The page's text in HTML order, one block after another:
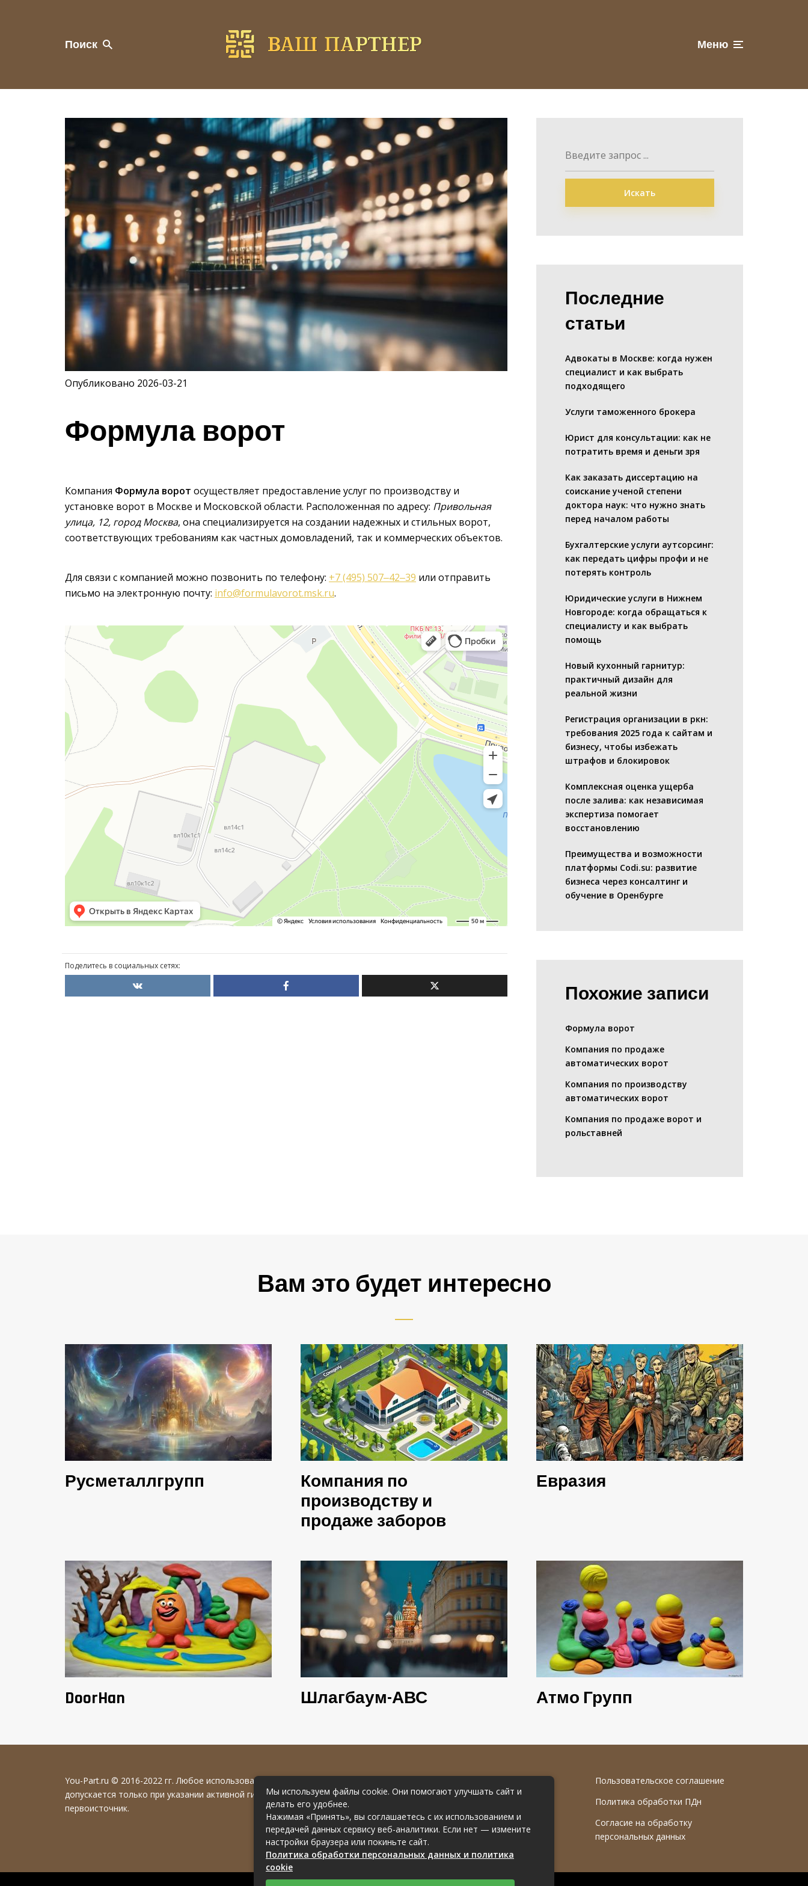
Поиск Меню
Опубликовано 2026-03-21
Формула ворот
Компания Формула ворот осуществляет предоставление услуг по производству и
установке ворот в Москве и Московской области. Расположенная по адресу: Привольная
улица, 12, город Москва, она специализируется на создании надежных и стильных ворот,
соответствующих требованиям как частных домовладений, так и коммерческих объектов.
Для связи с компанией можно позвонить по телефону: +7 (495) 507‒42‒39 или отправить
письмо на электронную почту: info@formulavorot.msk.ru.
Поделитесь в социальных сетях:
Искать
Последние
статьи
Адвокаты в Москве: когда нужен
специалист и как выбрать
подходящего
Услуги таможенного брокера
Юрист для консультации: как не
потратить время и деньги зря
Как заказать диссертацию на
соискание ученой степени
доктора наук: что нужно знать
перед началом работы
Бухгалтерские услуги аутсорсинг:
как передать цифры профи и не
потерять контроль
Юридические услуги в Нижнем
Новгороде: когда обращаться к
специалисту и как выбрать
помощь
Новый кухонный гарнитур:
практичный дизайн для
реальной жизни
Регистрация организации в ркн:
требования 2025 года к сайтам и
бизнесу, чтобы избежать
штрафов и блокировок
Комплексная оценка ущерба
после залива: как независимая
экспертиза помогает
восстановлению
Преимущества и возможности
платформы Codi.su: развитие
бизнеса через консалтинг и
обучение в Оренбурге
Похожие записи
Формула ворот
Компания по продаже
автоматических ворот
Компания по производству
автоматических ворот
Компания по продаже ворот и
рольставней
Вам это будет интересно
Русметаллгрупп
Компания по
производству и
продаже заборов
Евразия
DoorHan Шлагбаум-АВС Атмо Групп
You-Part.ru © 2016-2022 гг. Любое использование материалов
допускается только при указании активной гиперссылки на
первоисточник.
Пользовательское соглашение
Политика обработки ПДн
Согласие на обработку
персональных данных
Мы используем файлы cookie. Они помогают улучшать сайт и
делать его удобнее.
Нажимая «Принять», вы соглашаетесь с их использованием и
передачей данных сервису веб-аналитики. Если нет — измените
настройки браузера или покиньте сайт.
Политика обработки персональных данных и политика
cookie